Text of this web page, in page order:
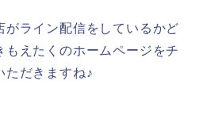
がライン配信をしているかど
もえたくのホームページをチ
ただきますね♪